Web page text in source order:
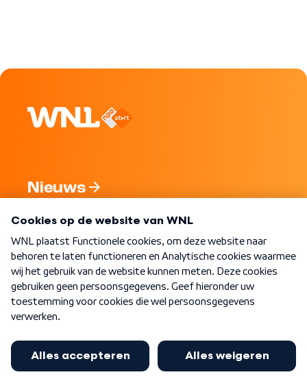
Nieuws
Nieuwsbrief
Word Lid